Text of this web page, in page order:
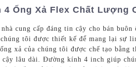
4 Ống Xả Flex Chất Lượng
cung cấp đáng tin cậy cho bán
chúng tôi được thiết kế để mang lại sự
xả của chúng tôi được chế tạo
lâu dài. Đường kính 4 inch giúp